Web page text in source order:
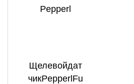
Pepperl
Щелевойдат
чикPepperlFu